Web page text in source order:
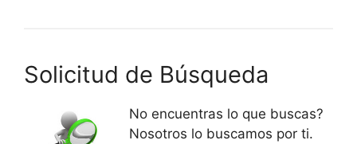
Solicitud de Búsqueda
No encuentras lo que buscas?
Nosotros lo buscamos por ti.